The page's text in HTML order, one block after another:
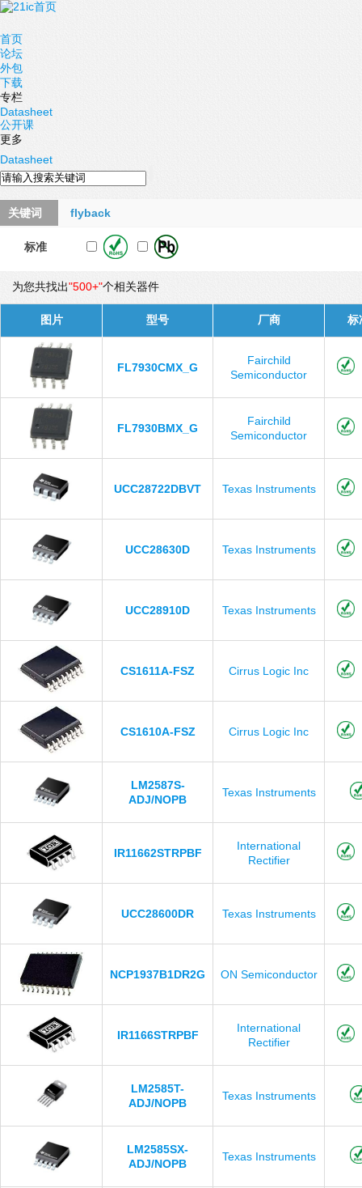
首页
论坛
外包
下载
专栏
Datasheet
公开课
更多
Datasheet
关键词 flyback
标准
为您共找出"500+"个相关器件
图片 型号 厂商 标
FL7930CMX_G
Fairchild
Semiconductor
FL7930BMX_G
Fairchild
Semiconductor
UCC28722DBVT Texas Instruments
UCC28630D Texas Instruments
UCC28910D Texas Instruments
CS1611A-FSZ Cirrus Logic Inc
CS1610A-FSZ Cirrus Logic Inc
LM2587S-
ADJ/NOPB
Texas Instruments
IR11662STRPBF
International
Rectifier
UCC28600DR Texas Instruments
NCP1937B1DR2G ON Semiconductor
IR1166STRPBF
International
Rectifier
LM2585T-
ADJ/NOPB
Texas Instruments
LM2585SX-
ADJ/NOPB
Texas Instruments